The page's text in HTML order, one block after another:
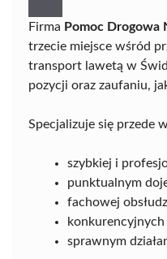
Firma Pomoc Drogowa
trzecie miejsce wśród
transport lawetą w
pozycji oraz zaufaniu,
Specjalizuje się przede
szybkiej i
punktualnym
fachowej
konkurencyjnych
sprawnym